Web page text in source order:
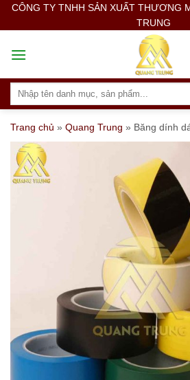
SkipCÔNG TY TNHH SẢN XUẤT THƯƠNG
TRUNG
Search
Trang chủ » Quang Trung » Băng dính